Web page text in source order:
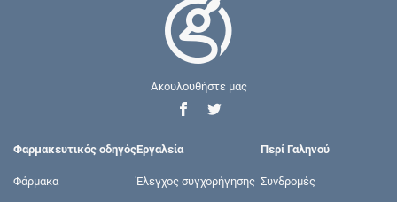
Ακουλουθήστε μας
Φαρμακευτικός οδηγός
Φάρμακα
Εργαλεία
Έλεγχος συγχορήγησης
Περί Γαληνού
Συνδρομές